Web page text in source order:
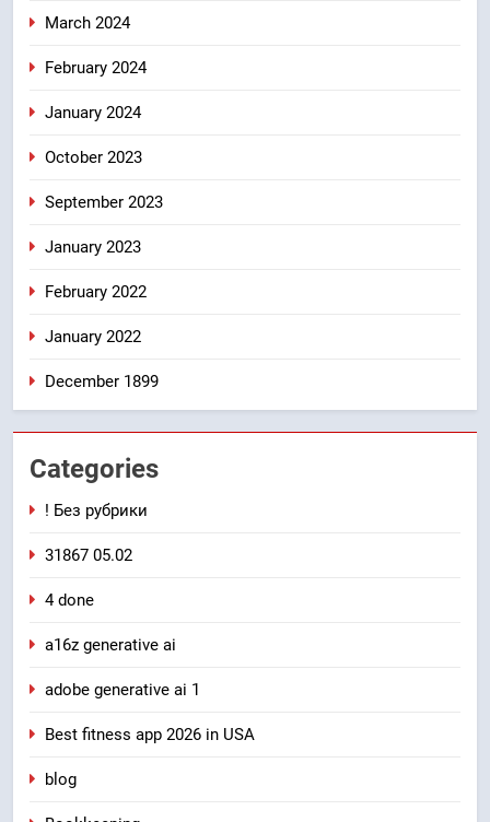
March 2024
February 2024
January 2024
October 2023
September 2023
January 2023
February 2022
January 2022
December 1899
Categories
! Без рубрики
31867 05.02
4 done
a16z generative ai
adobe generative ai 1
Best fitness app 2026 in USA
blog